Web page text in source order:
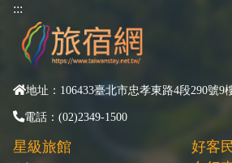
:::
地址：106433臺北市忠孝東路4段290號9
電話：(02)2349-1500
星級旅館
好客